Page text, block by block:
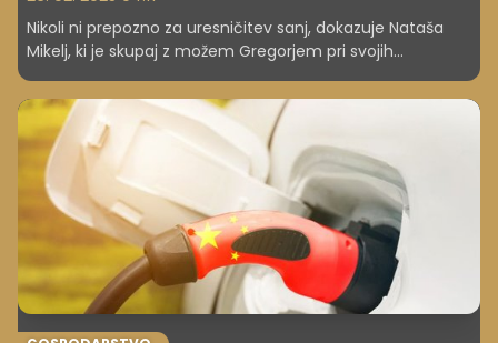
Nikoli ni prepozno za uresničitev sanj, dokazuje Nataša
Mikelj, ki je skupaj z možem Gregorjem pri svojih
petdesetih pogumno zapustila varno službo in ustvarila
butično čokoladnico v srcu Radovljice. Njuna zgodba
potruje, da se s strastjo, predanostjo in trdim delom
lahko uresničijo tudi najdrznejše ideje. V pogovoru je
razkrila, kako prepoznati vrhunsko čokolado in zakaj bo
kakovostna čokolada v prihodnosti postala prestižna
poslastica.